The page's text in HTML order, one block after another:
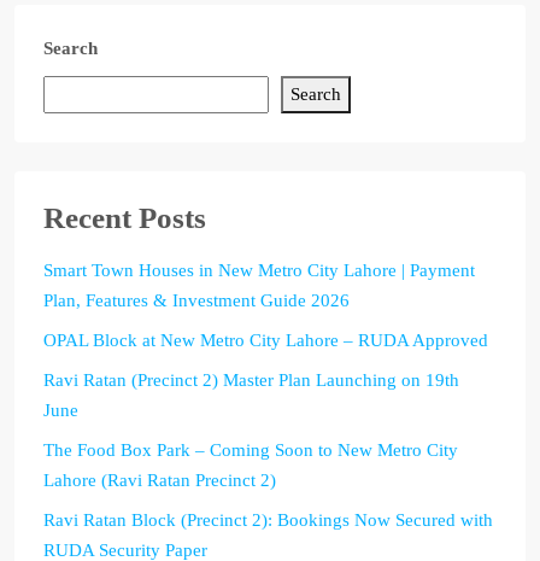
Search
Search
Recent Posts
Smart Town Houses in New Metro City Lahore | Payment
Plan, Features & Investment Guide 2026
OPAL Block at New Metro City Lahore – RUDA Approved
Ravi Ratan (Precinct 2) Master Plan Launching on 19th
June
The Food Box Park – Coming Soon to New Metro City
Lahore (Ravi Ratan Precinct 2)
Ravi Ratan Block (Precinct 2): Bookings Now Secured with
RUDA Security Paper